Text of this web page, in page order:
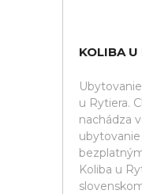
KOLIBA U
u Rytiera.
nachádza
ubytovanie
Koliba u